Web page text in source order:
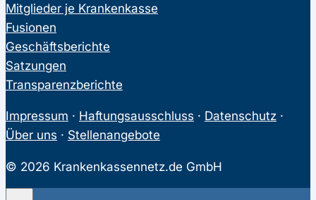
Mitglieder je Krankenkasse
Fusionen
Geschäftsberichte
Satzungen
Transparenzberichte
Impressum · Haftungsausschluss · Datenschutz ·
Über uns · Stellenangebote
© 2026 Krankenkassennetz.de GmbH